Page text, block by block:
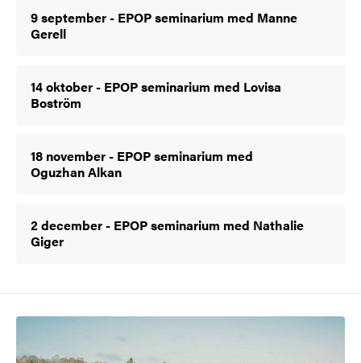
9 september - EPOP seminarium med Manne
Gerell
14 oktober - EPOP seminarium med Lovisa
Boström
18 november - EPOP seminarium med
Oguzhan Alkan
2 december - EPOP seminarium med Nathalie
Giger